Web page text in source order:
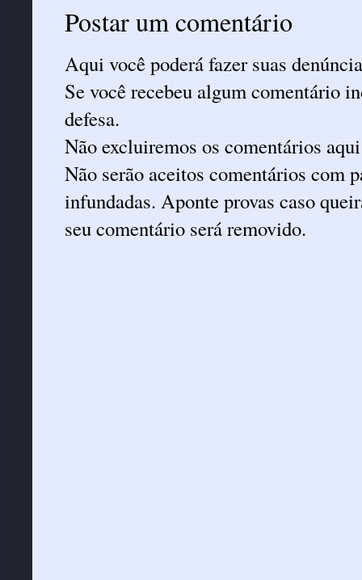
Postar um comentário
Aqui você poderá fazer suas
Se você recebeu algum comentário
defesa.
Não excluiremos os comentários
Não serão aceitos comentários com
infundadas. Aponte provas caso
seu comentário será removido.